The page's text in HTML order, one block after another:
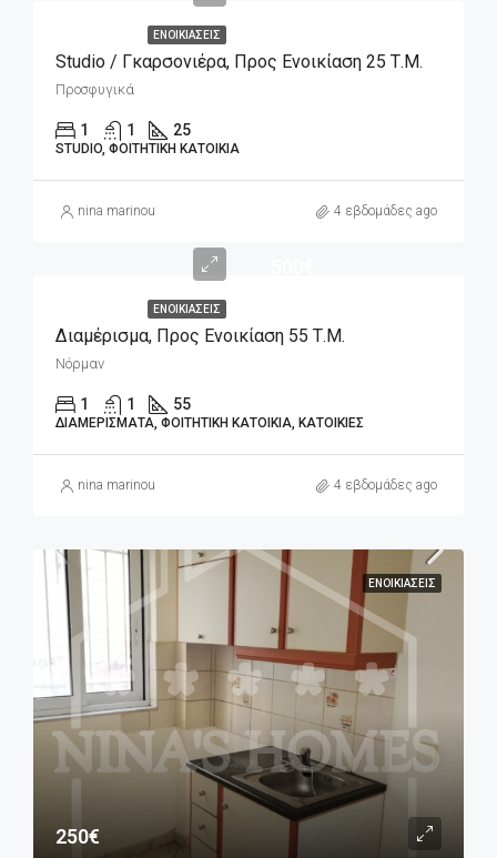
ΕΝΟΙΚΙΆΣΕΙΣ
Studio / Γκαρσονιέρα, Προς Ενοικίαση 25 Τ.μ.
Προσφυγικά
1 1 25
STUDIO, ΦΟΙΤΗΤΙΚΉ ΚΑΤΟΙΚΊΑ
nina marinou 4 εβδομάδες ago
ΕΝΟΙΚΙΆΣΕΙΣ
Διαμέρισμα, Προς Ενοικίαση 55 Τ.μ.
Νόρμαν
1 1 55
ΔΙΑΜΕΡΊΣΜΑΤΑ, ΦΟΙΤΗΤΙΚΉ ΚΑΤΟΙΚΊΑ, ΚΑΤΟΙΚΊΕΣ
nina marinou 4 εβδομάδες ago
ΕΝΟΙΚΙΆΣΕΙΣ
250€